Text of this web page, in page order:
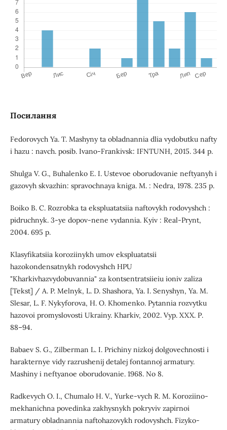
Посилання
Fedorovych Ya. T. Mashyny ta obladnannia dlia vydobutku nafty
i hazu : navch. posib. Ivano-Frankivsk: IFNTUNH, 2015. 344 р.
Shulga V. G., Buhalenko E. I. Ustevoe oborudovanie neftyanyh i
gazovyh skvazhin: spravochnaya kniga. M. : Nedra, 1978. 235 р.
Boiko B. C. Rozrobka ta ekspluatatsiia naftovykh rodovyshch :
pidruchnyk. 3-ye dopov-nene vydannia. Kyiv : Real-Prynt,
2004. 695 p.
Klasyfikatsiia koroziinykh umov ekspluatatsii
hazokondensatnykh rodovyshch HPU
"Kharkivhazvydobuvannia" za kontsentratsiieiu ioniv zaliza
[Tekst] / A. P. Melnyk, L. D. Shashora, Ya. I. Senyshyn, Ya. M.
Slesar, L. F. Nykyforova, H. O. Khomenko. Pytannia rozvytku
hazovoi promyslovosti Ukrainy. Kharkiv, 2002. Vyp. XXX. Р.
88–94.
Babaev S. G., Zilberman L. I. Prichiny nizkoj dolgovechnosti i
harakternye vidy razrushenij detalej fontannoj armatury.
Mashiny i neftyanoe oborudovanie. 1968. No 8.
Radkevych O. I., Chumalo H. V., Yurke-vych R. M. Koroziino-
mekhanichna povedinka zakhysnykh pokryviv zapirnoi
armatury obladnannia naftohazovykh rodovyshch. Fizyko-